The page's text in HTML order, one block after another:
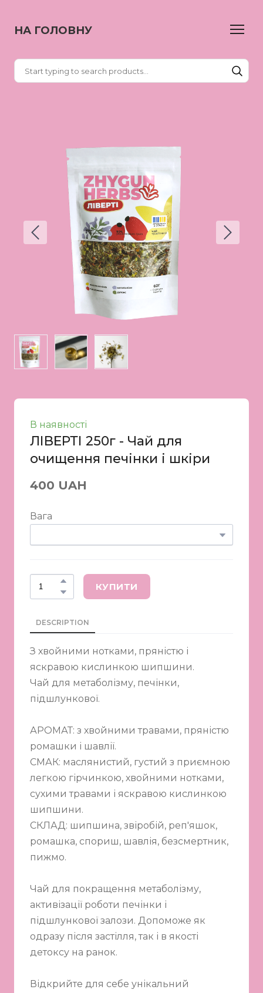
НА ГОЛОВНУ
В наявності
ЛІВЕРТІ 250г - Чай для
очищення печінки і шкіри
400 UAH
Вага
КУПИТИ
DESCRIPTION
З хвойними нотками, пряністю і
яскравою кислинкою шипшини.
Чай для метаболізму, печінки,
підшлункової.
АРОМАТ: з хвойними травами, пряністю
ромашки і шавлії.
СМАК: маслянистий, густий з приємною
легкою гірчинкою, хвойними нотками,
сухими травами і яскравою кислинкою
шипшини.
СКЛАД: шипшина, звіробій, реп'яшок,
ромашка, спориш, шавлія, безсмертник,
пижмо.
Чай для покращення метаболізму,
активізації роботи печінки і
підшлункової залози. Допоможе як
одразу після застілля, так і в якості
детоксу на ранок.
Відкрийте для себе унікальний